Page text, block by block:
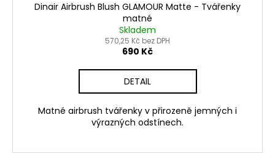
Dinair Airbrush Blush GLAMOUR Matte - Tvářenky
matné
Skladem
570,25 Kč bez DPH
690 Kč
DETAIL
Matné airbrush tvářenky v přirozeně jemných i
výrazných odstínech.